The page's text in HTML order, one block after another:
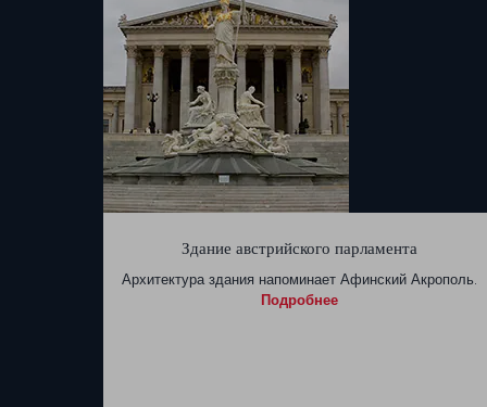
Здание австрийского парламента
Архитектура здания напоминает Афинский Акрополь.
Подробнее